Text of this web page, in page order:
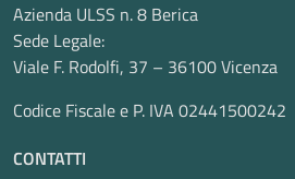
Azienda ULSS n. 8 Berica
Sede Legale:
Viale F. Rodolfi, 37 – 36100 Vicenza
Codice Fiscale e P. IVA 02441500242
CONTATTI